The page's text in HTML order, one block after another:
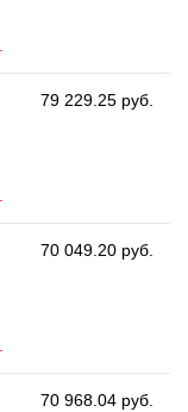
79 229.25 руб.
70 049.20 руб.
70 968.04 руб.